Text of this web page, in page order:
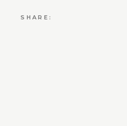
SHARE: